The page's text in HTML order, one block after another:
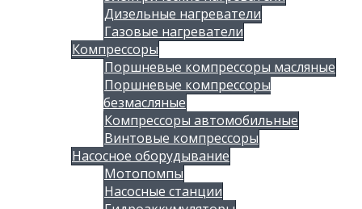
Дизельные нагреватели
Газовые нагреватели
Компрессоры
Поршневые компрессоры масляные
Поршневые компрессоры
безмасляные
Компрессоры автомобильные
Винтовые компрессоры
Насосное оборудывание
Мотопомпы
Насосные станции